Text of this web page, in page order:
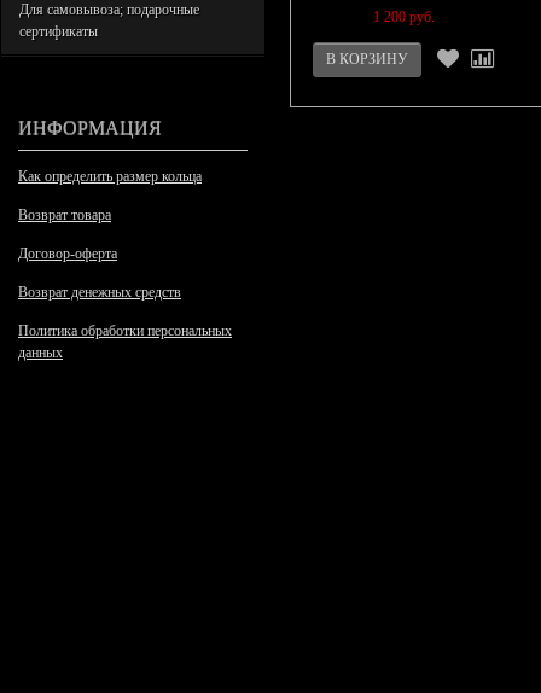
Для самовывоза; подарочные
сертификаты
ИНФОРМАЦИЯ
Как определить размер кольца
Возврат товара
Договор-оферта
Возврат денежных средств
Политика обработки персональных
данных
1 200 руб.